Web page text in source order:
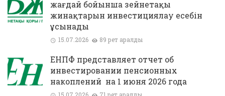
жағдай бойынша зейнетақы
жинақтарын инвестициялау есебін
ұсынады
15.07.2026 89 рет қаралды
ЕНПФ представляет отчет об
инвестировании пенсионных
накоплений на 1 июня 2026 года